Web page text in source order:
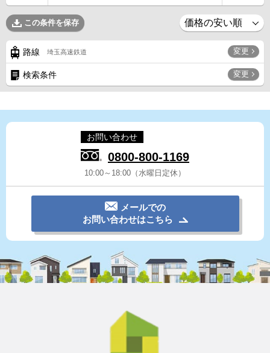
この条件を保存
路線 埼玉高速鉄道 変更
検索条件 変更
お問い合わせ
0800-800-1169
10:00～18:00（水曜日定休）
メールでの
お問い合わせはこちら